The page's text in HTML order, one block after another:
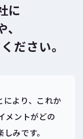
に
ださい。
より、これか
メントがどの
みです。